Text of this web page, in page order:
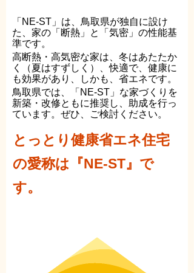
「NE-ST」は、鳥取県が独自に設け
た、家の「断熱」と「気密」の性能基
準です。
高断熱・高気密な家は、冬はあたたか
く（夏はすずしく）、快適で、健康に
も効果があり、しかも、省エネです。
鳥取県では、「NE-ST」な家づくりを
新築・改修ともに推奨し、助成を行っ
ています。ぜひ、ご検討ください。
とっとり健康省エネ住宅
の愛称は『NE-ST』で
す。